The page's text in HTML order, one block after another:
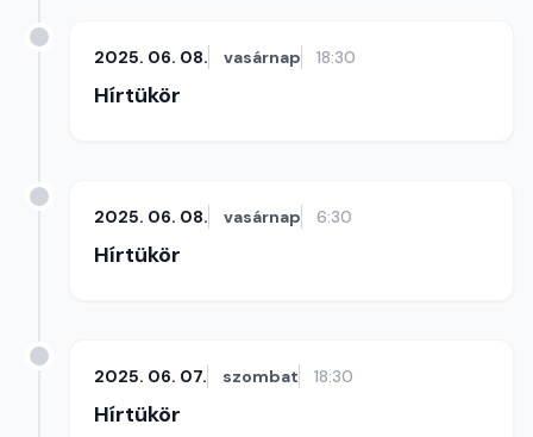
2025. 06. 08. vasárnap 18:30
Hírtükör
2025. 06. 08. vasárnap 6:30
Hírtükör
2025. 06. 07. szombat 18:30
Hírtükör